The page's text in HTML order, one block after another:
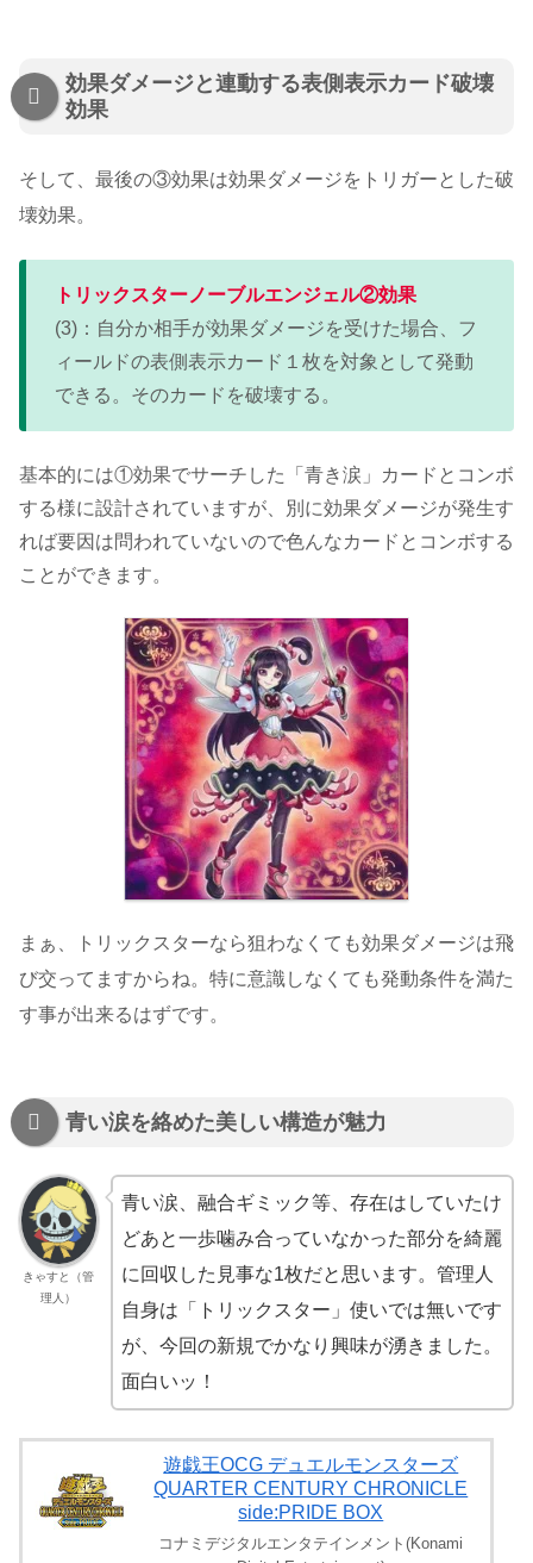
効果ダメージと連動する表側表示カード破壊
効果
そして、最後の③効果は効果ダメージをトリガーとした破
壊効果。
トリックスターノーブルエンジェル②効果
(3)：自分か相手が効果ダメージを受けた場合、フ
ィールドの表側表示カード１枚を対象として発動
できる。そのカードを破壊する。
基本的には①効果でサーチした「青き涙」カードとコンボ
する様に設計されていますが、別に効果ダメージが発生す
れば要因は問われていないので色んなカードとコンボする
ことができます。
まぁ、トリックスターなら狙わなくても効果ダメージは飛
び交ってますからね。特に意識しなくても発動条件を満た
す事が出来るはずです。
青い涙を絡めた美しい構造が魅力
きゃすと（管
理人）
青い涙、融合ギミック等、存在はしていたけ
どあと一歩噛み合っていなかった部分を綺麗
に回収した見事な1枚だと思います。管理人
自身は「トリックスター」使いでは無いです
が、今回の新規でかなり興味が湧きました。
面白いッ！
遊戯王OCG デュエルモンスターズ
QUARTER CENTURY CHRONICLE
side:PRIDE BOX
コナミデジタルエンタテインメント(Konami